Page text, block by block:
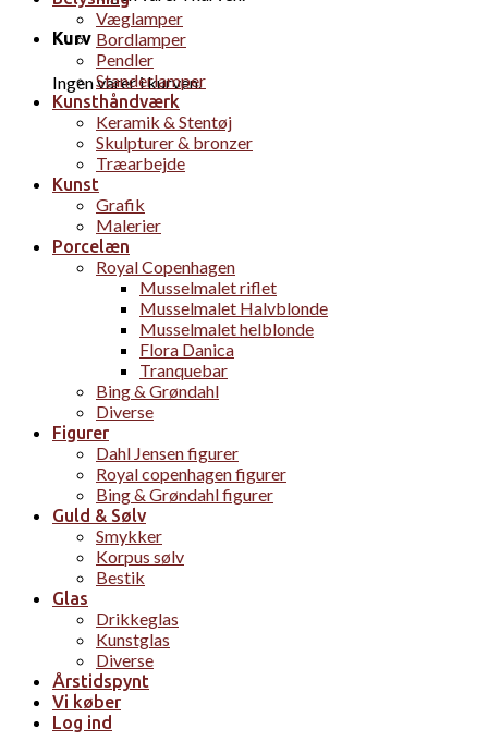
Kurv
Ingen varer i kurven.
Væglamper
Bordlamper
Pendler
Standerlamper
Kunsthåndværk
Keramik & Stentøj
Skulpturer & bronzer
Træarbejde
Kunst
Grafik
Malerier
Porcelæn
Royal Copenhagen
Musselmalet riflet
Musselmalet Halvblonde
Musselmalet helblonde
Flora Danica
Tranquebar
Bing & Grøndahl
Diverse
Figurer
Dahl Jensen figurer
Royal copenhagen figurer
Bing & Grøndahl figurer
Guld & Sølv
Smykker
Korpus sølv
Bestik
Glas
Drikkeglas
Kunstglas
Diverse
Årstidspynt
Vi køber
Log ind